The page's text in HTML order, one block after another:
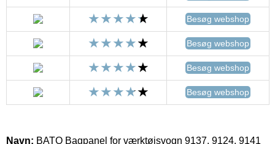
Besøg webshop
Besøg webshop
Besøg webshop
Besøg webshop
Navn: BATO Bagpanel for værktøjsvogn 9137, 9124, 9141